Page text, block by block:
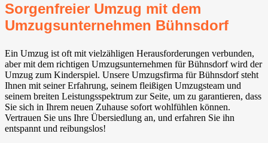
Sorgenfreier Umzug mit dem
Umzugsunternehmen Bühnsdorf
Ein Umzug ist oft mit vielzähligen Herausforderungen verbunden,
aber mit dem richtigen Umzugsunternehmen für Bühnsdorf wird der
Umzug zum Kinderspiel. Unsere Umzugsfirma für Bühnsdorf steht
Ihnen mit seiner Erfahrung, seinem fleißigen Umzugsteam und
seinem breiten Leistungsspektrum zur Seite, um zu garantieren, dass
Sie sich in Ihrem neuen Zuhause sofort wohlfühlen können.
Vertrauen Sie uns Ihre Übersiedlung an, und erfahren Sie ihn
entspannt und reibungslos!